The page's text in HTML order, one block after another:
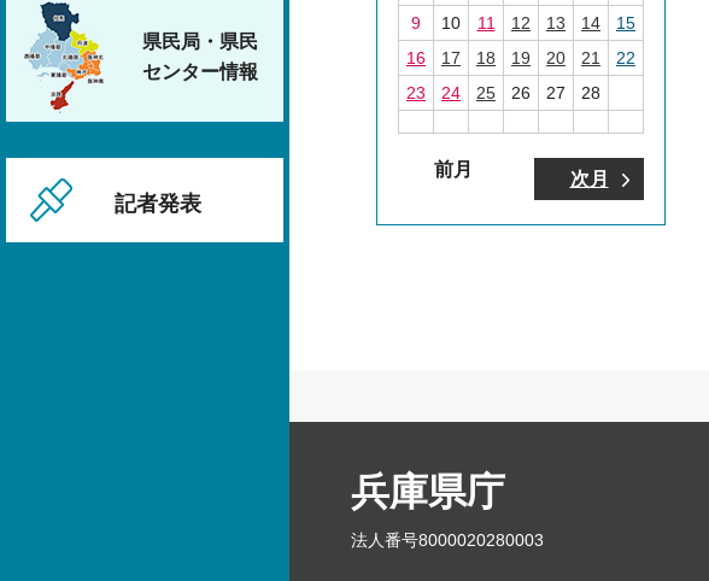
県民局・県民
センター情報
記者発表
9
10 11 12 13 14
15
16
17 18 19 20 21
22
23
24 25 26 27 28
前月 次月
兵庫県庁
法人番号8000020280003